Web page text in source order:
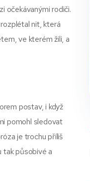
očekávanými rodiči.
nit, která
ve kterém žili, a
postav, i když
pomohl sledovat
je trochu příliš
tak působivé a